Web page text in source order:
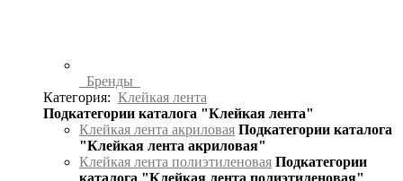
Бренды
Категория: Клейкая лента
Подкатегории каталога "Клейкая лента"
Клейкая лента акриловая Подкатегории каталога
"Клейкая лента акриловая"
Клейкая лента полиэтиленовая Подкатегории
каталога "Клейкая лента полиэтиленовая"